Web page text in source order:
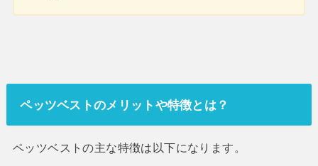
ペッツベストのメリットや特徴とは？
ペッツベストの主な特徴は以下になります。